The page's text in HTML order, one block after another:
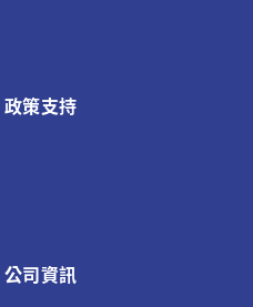
政策支持
公司資訊